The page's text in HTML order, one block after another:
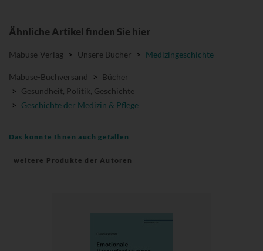
Ähnliche Artikel finden Sie hier
Mabuse-Verlag > Unsere Bücher > Medizingeschichte
Mabuse-Buchversand > Bücher
> Gesundheit, Politik, Geschichte
> Geschichte der Medizin & Pflege
Das könnte Ihnen auch gefallen
weitere Produkte der Autoren